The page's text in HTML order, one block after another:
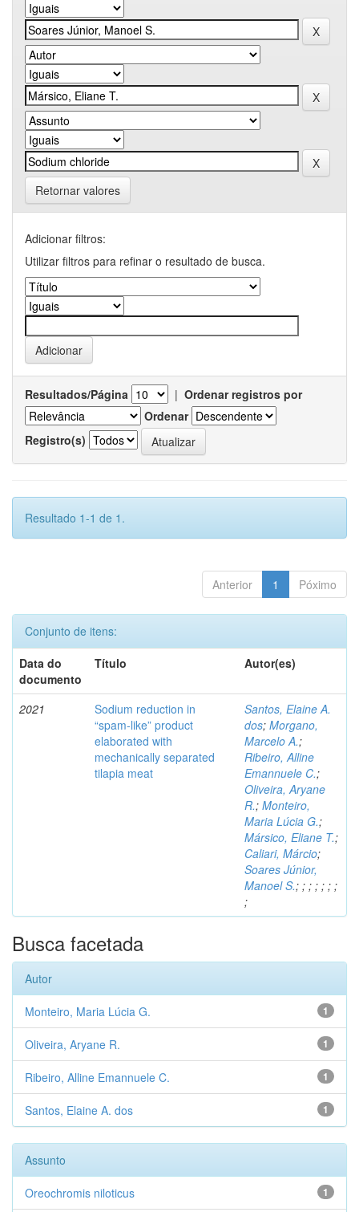
Retornar valores
Adicionar filtros:
Utilizar filtros para refinar o resultado de busca.
Resultados/Página | Ordenar registros por
Ordenar
Registro(s)
Resultado 1-1 de 1.
Anterior 1 Póximo
Conjunto de itens:
Data do
documento
Título Autor(es)
2021
Sodium reduction in
“spam-like” product
elaborated with
mechanically separated
tilapia meat
Santos, Elaine A.
dos; Morgano,
Marcelo A.;
Ribeiro, Alline
Emannuele C.;
Oliveira, Aryane
R.; Monteiro,
Maria Lúcia G.;
Mársico, Eliane T.;
Caliari, Márcio;
Soares Júnior,
Manoel S.; ; ; ; ; ; ;
;
Busca facetada
Autor
1
Monteiro, Maria Lúcia G.
1
Oliveira, Aryane R.
1
Ribeiro, Alline Emannuele C.
1
Santos, Elaine A. dos
Assunto
1
Oreochromis niloticus